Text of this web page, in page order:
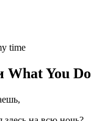
time
What You Do